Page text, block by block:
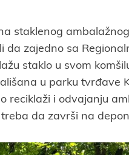
staklenog
da zajedno sa
staklo u svom
u parku tvrđave
reciklaži i odvajanju
da završi na